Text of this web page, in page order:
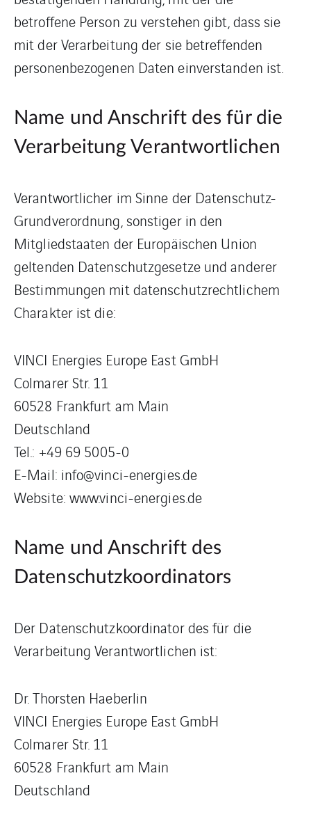
betroffene Person zu verstehen gibt, dass sie
mit der Verarbeitung der sie betreffenden
personenbezogenen Daten einverstanden ist.
Name und Anschrift des für die
Verarbeitung Verantwortlichen
Verantwortlicher im Sinne der Datenschutz-
Grundverordnung, sonstiger in den
Mitgliedstaaten der Europäischen Union
geltenden Datenschutzgesetze und anderer
Bestimmungen mit datenschutzrechtlichem
Charakter ist die:
VINCI Energies Europe East GmbH
Colmarer Str. 11
60528 Frankfurt am Main
Deutschland
Tel.: +49 69 5005-0
E-Mail: info@vinci-energies.de
Website: www.vinci-energies.de
Name und Anschrift des
Datenschutzkoordinators
Der Datenschutzkoordinator des für die
Verarbeitung Verantwortlichen ist:
Dr. Thorsten Haeberlin
VINCI Energies Europe East GmbH
Colmarer Str. 11
60528 Frankfurt am Main
Deutschland